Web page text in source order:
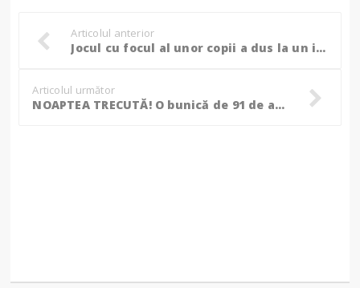
Articolul anterior
Jocul cu focul al unor copii a dus la un incendiu de proporții într-o gospodărie din Vorniceni! (Foto)
Articolul următor
NOAPTEA TRECUTĂ! O bunică de 91 de ani a rămas fără locuință, după un puternic incendiu!